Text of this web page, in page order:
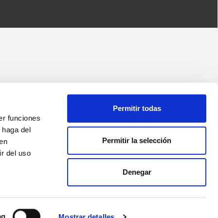
funciones
del
del uso
Permitir todas
Permitir la selección
Denegar